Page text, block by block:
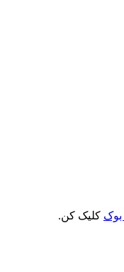
کلیک کن.